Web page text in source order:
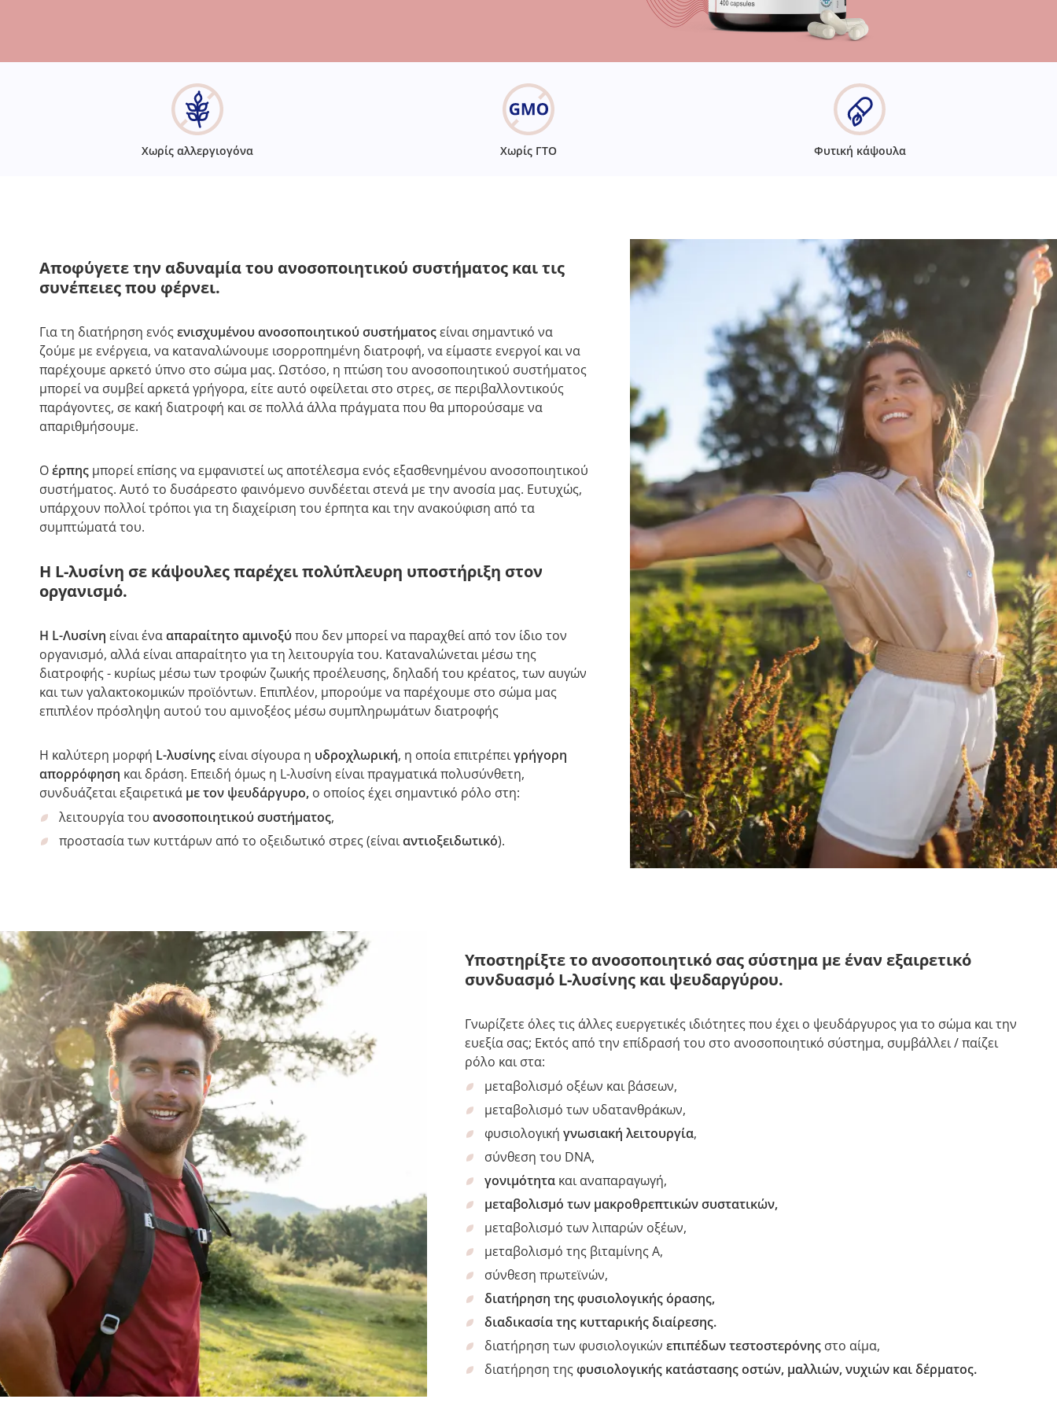
Χωρίς αλλεργιογόνα Χωρίς ΓΤΟ Φυτική κάψουλα
Αποφύγετε την αδυναμία του ανοσοποιητικού συστήματος και τις
συνέπειες που φέρνει.
Για τη διατήρηση ενός ενισχυμένου ανοσοποιητικού συστήματοςείναι σημαντικό να
ζούμε με ενέργεια, να καταναλώνουμε ισορροπημένη διατροφή, να είμαστε ενεργοί και να
παρέχουμε αρκετό ύπνο στο σώμα μας. Ωστόσο, η πτώση του ανοσοποιητικού συστήματος
μπορεί να συμβεί αρκετά γρήγορα, είτε αυτό οφείλεται στο στρες, σε περιβαλλοντικούς
παράγοντες, σε κακή διατροφή και σε πολλά άλλα πράγματα που θα μπορούσαμε να
απαριθμήσουμε.
Οέρπης μπορεί επίσης να εμφανιστεί ως αποτέλεσμα ενός εξασθενημένου ανοσοποιητικού
συστήματος. Αυτό το δυσάρεστο φαινόμενο συνδέεται στενά με την ανοσία μας. Ευτυχώς,
υπάρχουν πολλοί τρόποι για τη διαχείριση του έρπητα και την ανακούφιση από τα
συμπτώματά του.
Η L-λυσίνη σε κάψουλες παρέχει πολύπλευρη υποστήριξη στον
οργανισμό.
Η L-Λυσίνη είναι ένααπαραίτητο αμινοξύπου δεν μπορεί να παραχθεί από τον ίδιο τον
οργανισμό, αλλά είναι απαραίτητο για τη λειτουργία του. Καταναλώνεται μέσω της
διατροφής - κυρίως μέσω των τροφών ζωικής προέλευσης, δηλαδή του κρέατος, των αυγών
και των γαλακτοκομικών προϊόντων. Επιπλέον, μπορούμε να παρέχουμε στο σώμα μας
επιπλέον πρόσληψη αυτού του αμινοξέος μέσω συμπληρωμάτων διατροφής
Η καλύτερη μορφή L-λυσίνηςείναι σίγουρα η υδροχλωρική, η οποία επιτρέπειγρήγορη
απορρόφηση και δράση. Επειδή όμως η L-λυσίνη είναι πραγματικά πολυσύνθετη,
συνδυάζεται εξαιρετικά με τον ψευδάργυρο, ο οποίος έχει σημαντικό ρόλο στη:
λειτουργία του ανοσοποιητικού συστήματος,
προστασία των κυττάρων από το οξειδωτικό στρες (είναιαντιοξειδωτικό).
Υποστηρίξτε το ανοσοποιητικό σας σύστημα με έναν εξαιρετικό
συνδυασμό L-λυσίνης και ψευδαργύρου.
Γνωρίζετε όλες τις άλλες ευεργετικές ιδιότητες που έχει ο ψευδάργυρος για το σώμα και την
ευεξία σας; Εκτός από την επίδρασή του στο ανοσοποιητικό σύστημα, συμβάλλει / παίζει
ρόλο και στα:
μεταβολισμό οξέων και βάσεων,
μεταβολισμό των υδατανθράκων,
φυσιολογικήγνωσιακή λειτουργία,
σύνθεση του DNA,
γονιμότητα και αναπαραγωγή,
μεταβολισμό των μακροθρεπτικών συστατικών,
μεταβολισμό των λιπαρών οξέων,
μεταβολισμό της βιταμίνης Α,
σύνθεση πρωτεϊνών,
διατήρηση της φυσιολογικής όρασης,
διαδικασία της κυτταρικής διαίρεσης.
διατήρηση των φυσιολογικώνεπιπέδων τεστοστερόνης στο αίμα,
διατήρηση τηςφυσιολογικής κατάστασης οστών, μαλλιών, νυχιών και δέρματος.